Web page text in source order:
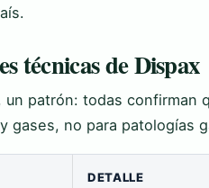
técnicas de Dispax
un patrón: todas confirman
gases, no para patologías
DETALLE